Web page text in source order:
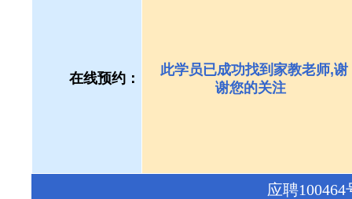
在线预约：
此学员已成功找到家教老师,谢
谢您的关注
应聘